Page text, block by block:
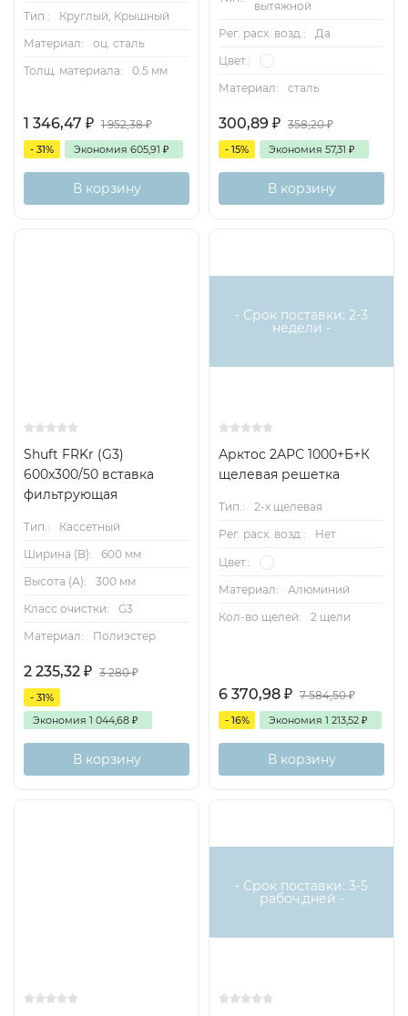
Тип.:
Круглый, Крышный
Материал:
оц. сталь
Толщ. материала:
0.5 мм
1 346,47 ₽ 1 952,38₽
- 31% Экономия 605,91 ₽
В корзину
вытяжной
Рег. расх. возд.:
Да
Цвет.:
Материал: сталь
300,89 ₽ 358,20₽
- 15% Экономия 57,31 ₽
В корзину
Shuft FRKr (G3)
600x300/50 вставка
фильтрующая
Тип.:
Кассетный
Ширина (B):
600 мм
Высота (А):
300 мм
Класс очистки:
G3
Материал:
Полиэстер
2 235,32 ₽ 3 280₽
- 31%
Экономия 1 044,68 ₽
В корзину
- Срок поставки: 2-3
недели -
Арктос 2АРС 1000+Б+К
щелевая решетка
Тип.:
2-х щелевая
Рег. расх. возд.:
Нет
Цвет.:
Материал:
Алюминий
Кол-во щелей:
2 щели
6 370,98 ₽ 7 584,50₽
- 16% Экономия 1 213,52 ₽
В корзину
- Срок поставки: 3-5
рабоч.дней -